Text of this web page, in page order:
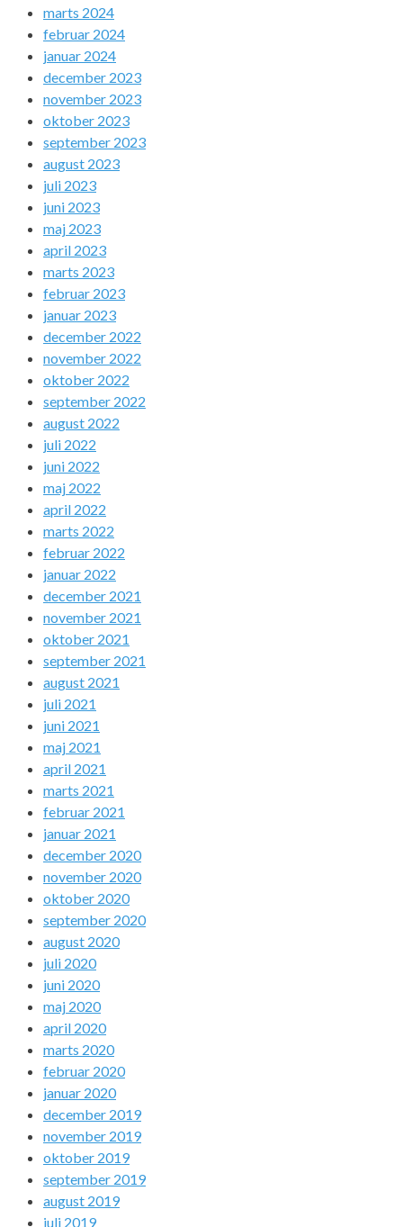
marts 2024
februar 2024
januar 2024
december 2023
november 2023
oktober 2023
september 2023
august 2023
juli 2023
juni 2023
maj 2023
april 2023
marts 2023
februar 2023
januar 2023
december 2022
november 2022
oktober 2022
september 2022
august 2022
juli 2022
juni 2022
maj 2022
april 2022
marts 2022
februar 2022
januar 2022
december 2021
november 2021
oktober 2021
september 2021
august 2021
juli 2021
juni 2021
maj 2021
april 2021
marts 2021
februar 2021
januar 2021
december 2020
november 2020
oktober 2020
september 2020
august 2020
juli 2020
juni 2020
maj 2020
april 2020
marts 2020
februar 2020
januar 2020
december 2019
november 2019
oktober 2019
september 2019
august 2019
juli 2019